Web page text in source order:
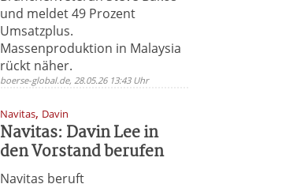
und meldet 49 Prozent
Umsatzplus.
Massenproduktion in Malaysia
rückt näher.
boerse-global.de, 28.05.26 13:43 Uhr
Navitas, Davin
Navitas: Davin Lee in
den Vorstand berufen
Navitas beruft